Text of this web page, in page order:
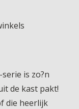
is zo?n
de kast pakt!
die heerlijk